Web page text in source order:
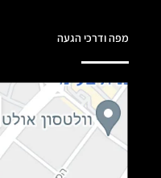
מפה ודרכי הגעה